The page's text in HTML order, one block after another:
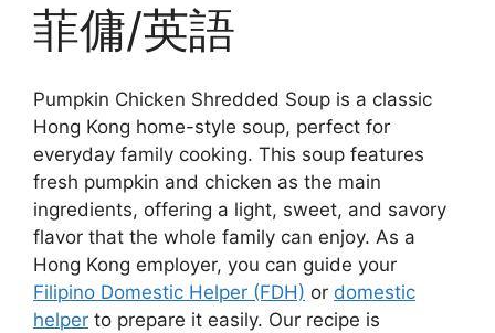
菲傭/英語
Pumpkin Chicken Shredded Soup is a classic
Hong Kong home-style soup, perfect for
everyday family cooking. This soup features
fresh pumpkin and chicken as the main
ingredients, offering a light, sweet, and savory
flavor that the whole family can enjoy. As a
Hong Kong employer, you can guide your
Filipino Domestic Helper (FDH) or domestic
helper to prepare it easily. Our recipe is